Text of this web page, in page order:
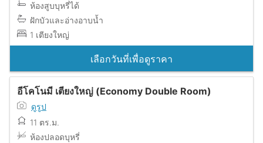
ห้องสูบบุหรี่ได้
ฝักบัวและอ่างอาบน้ำ
1 เตียงใหญ่
เลือกวันที่เพื่อดูราคา
อีโคโนมี เตียงใหญ่ (Economy Double Room)
ดูรูป
11 ตร.ม.
ห้องปลอดบุหรี่